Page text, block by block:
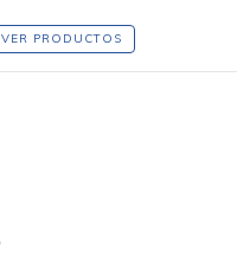
VER PRODUCTOS